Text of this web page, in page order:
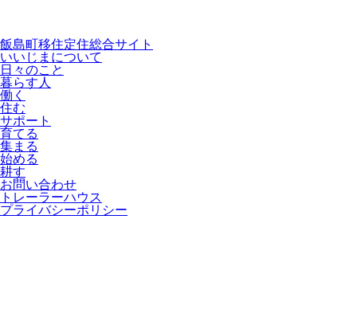
飯島町移住定住総合サイト
いいじまについて
日々のこと
暮らす人
働く
住む
サポート
育てる
集まる
始める
耕す
お問い合わせ
トレーラーハウス
プライバシーポリシー